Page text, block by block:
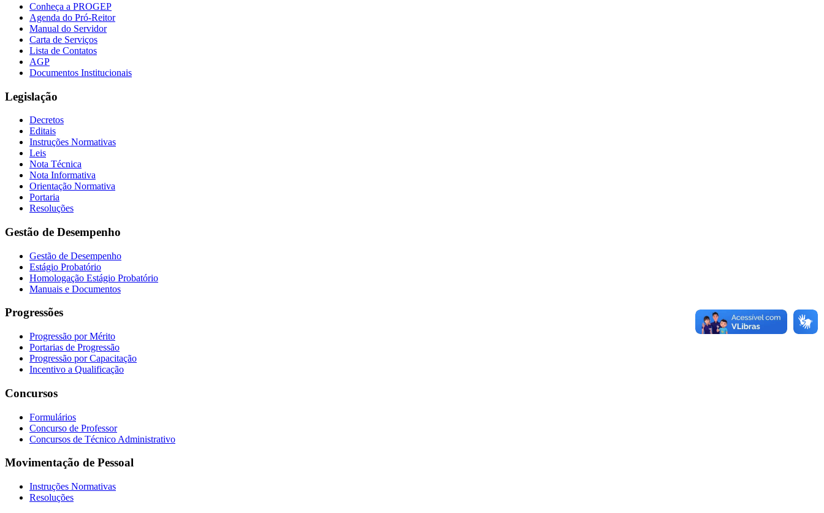
Conheça a PROGEP
Agenda do Pró-Reitor
Manual do Servidor
Carta de Serviços
Lista de Contatos
AGP
Documentos Institucionais
Legislação
Decretos
Editais
Instruções Normativas
Leis
Nota Técnica
Nota Informativa
Orientação Normativa
Portaria
Resoluções
Gestão de Desempenho
Gestão de Desempenho
Estágio Probatório
Homologação Estágio Probatório
Manuais e Documentos
Progressões
Progressão por Mérito
Portarias de Progressão
Progressão por Capacitação
Incentivo a Qualificação
Concursos
Formulários
Concurso de Professor
Concursos de Técnico Administrativo
Movimentação de Pessoal
Instruções Normativas
Resoluções